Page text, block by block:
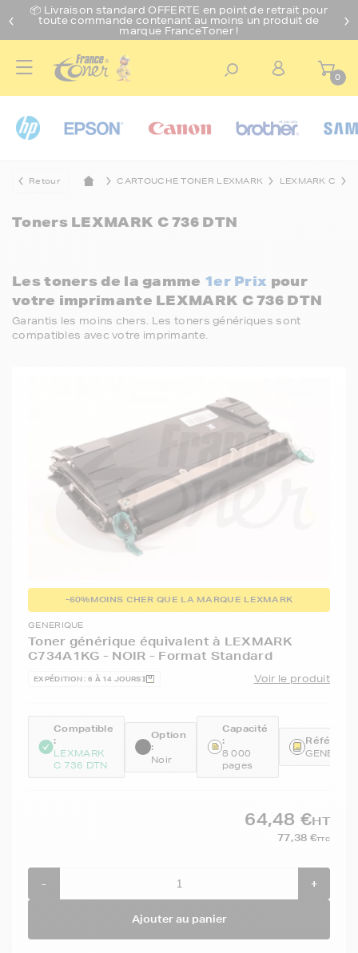
📦 Livraison standard OFFERTE en point de retrait pour
toute commande contenant au moins un produit de
marque FranceToner !
0
Retour CARTOUCHE TONER LEXMARK LEXMARK C
Toners LEXMARK C 736 DTN
Les toners de la gamme 1er Prix pour
votre imprimante LEXMARK C 736 DTN
Garantis les moins chers. Les toners génériques sont
compatibles avec votre imprimante.
-60%MOINS CHER QUE LA MARQUE LEXMARK
GENERIQUE
Toner générique équivalent à LEXMARK
C734A1KG - NOIR - Format Standard
EXPÉDITION : 6 À 14 JOURS Voir le produit
Compatible
:
LEXMARK
C 736 DTN
Option
:
Noir
Capacité
:
8 000
pages
64,48 €HT
77,38 €TTC
- +
Ajouter au panier